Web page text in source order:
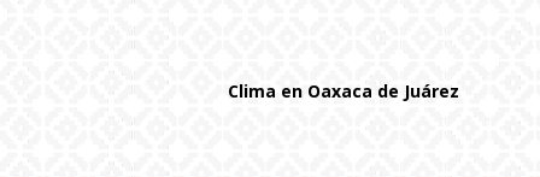
Clima en Oaxaca de Juárez